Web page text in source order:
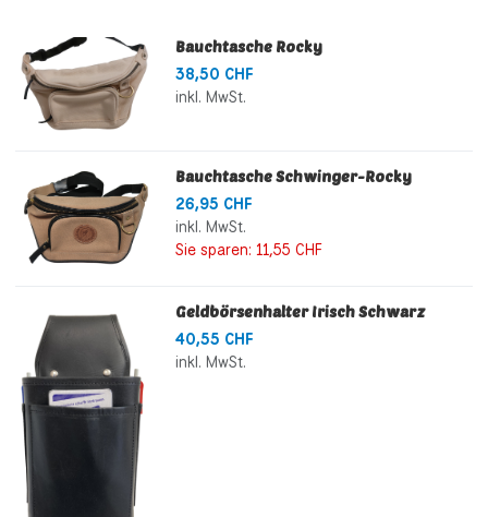
Bauchtasche Rocky
38,50 CHF
inkl. MwSt.
Bauchtasche Schwinger-Rocky
26,95 CHF
inkl. MwSt.
Sie sparen: 11,55 CHF
Geldbörsenhalter Irisch Schwarz
40,55 CHF
inkl. MwSt.